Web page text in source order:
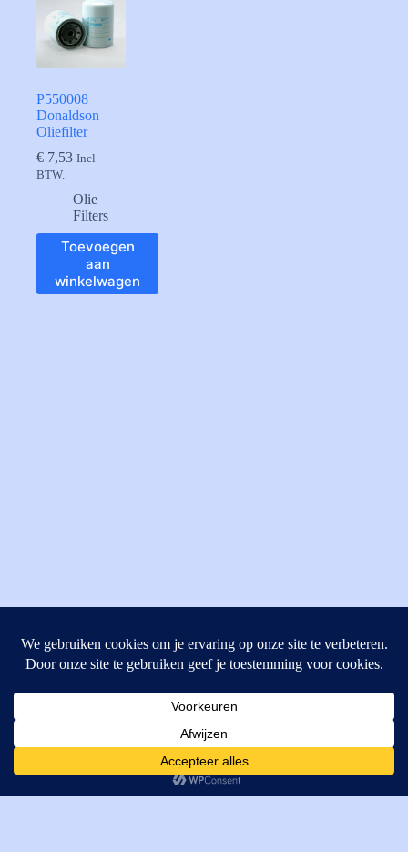
P550008
Donaldson
Oliefilter
€ 7,53 Incl
BTW.
Olie
Filters
Toevoegen
aan
winkelwagen
4462GE, Goes
T: +31 (0) 111-484438
M:parts@mitechniek.nl
VAT: NL862802295B01
Cookies helpen ons bij het leveren van onze diensten. Door
gebruik te maken van onze diensten, gaat u akkoord met ons
gebruik van cookies.